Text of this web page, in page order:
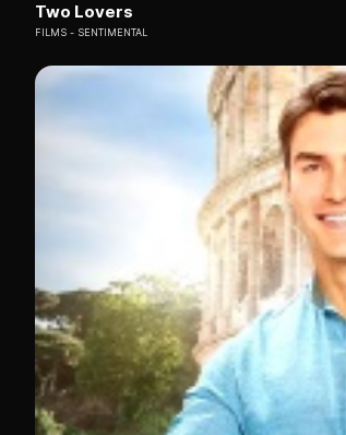
Two Lovers
FILMS SENTIMENTAL